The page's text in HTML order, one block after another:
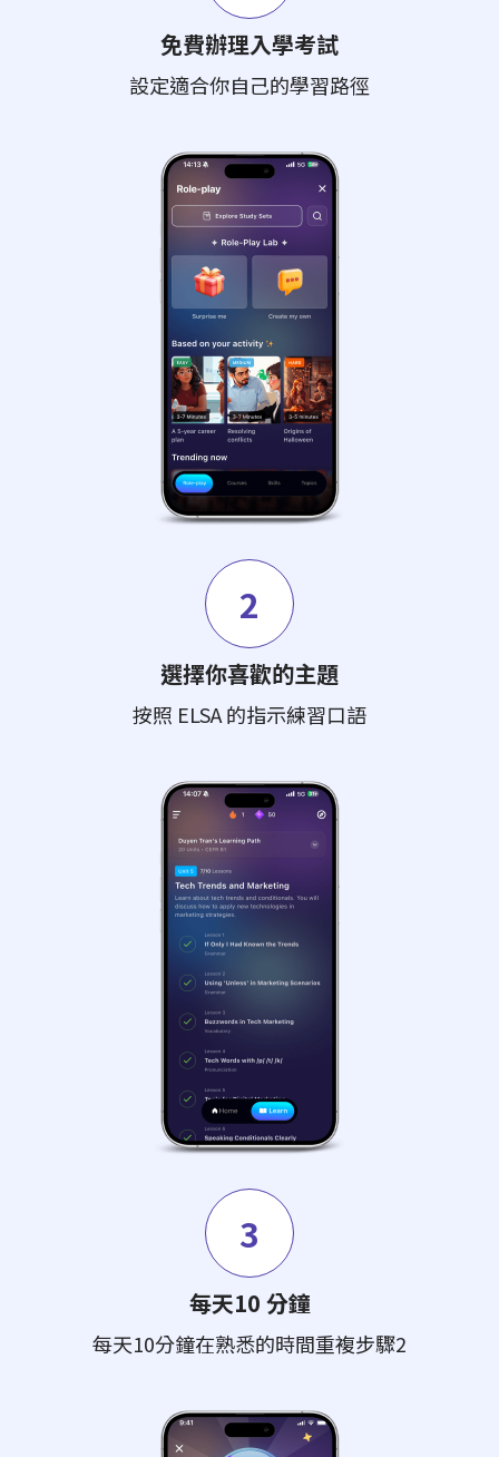
免費辦理入學考試
設定適合你自己的學習路徑
2
選擇你喜歡的主題
按照 ELSA 的指示練習口語
3
每天10 分鐘
每天10分鐘在熟悉的時間重複步驟2